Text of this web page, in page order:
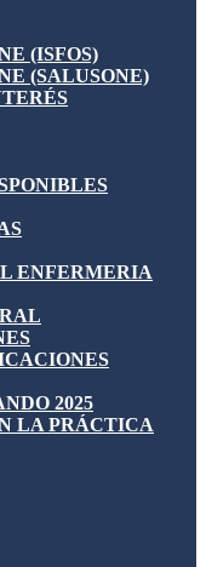
(ISFOS)
(SALUSONE)
ENFERMERIA
2025
LA PRÁCTICA